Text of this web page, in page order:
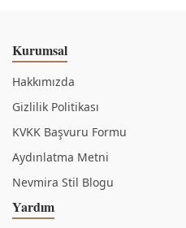
Kurumsal
Hakkımızda
Gizlilik Politikası
KVKK Başvuru Formu
Aydınlatma Metni
Nevmira Stil Blogu
Yardım